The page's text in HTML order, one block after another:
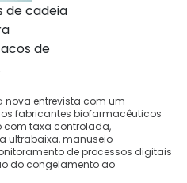
de cadeia
de
nova entrevista com um
fabricantes biofarmacêuticos
com taxa controlada,
ultrabaixa, manuseio
de processos digitais
do congelamento ao